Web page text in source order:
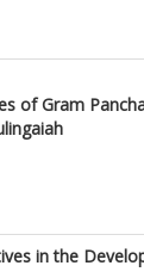
of Gram
in the